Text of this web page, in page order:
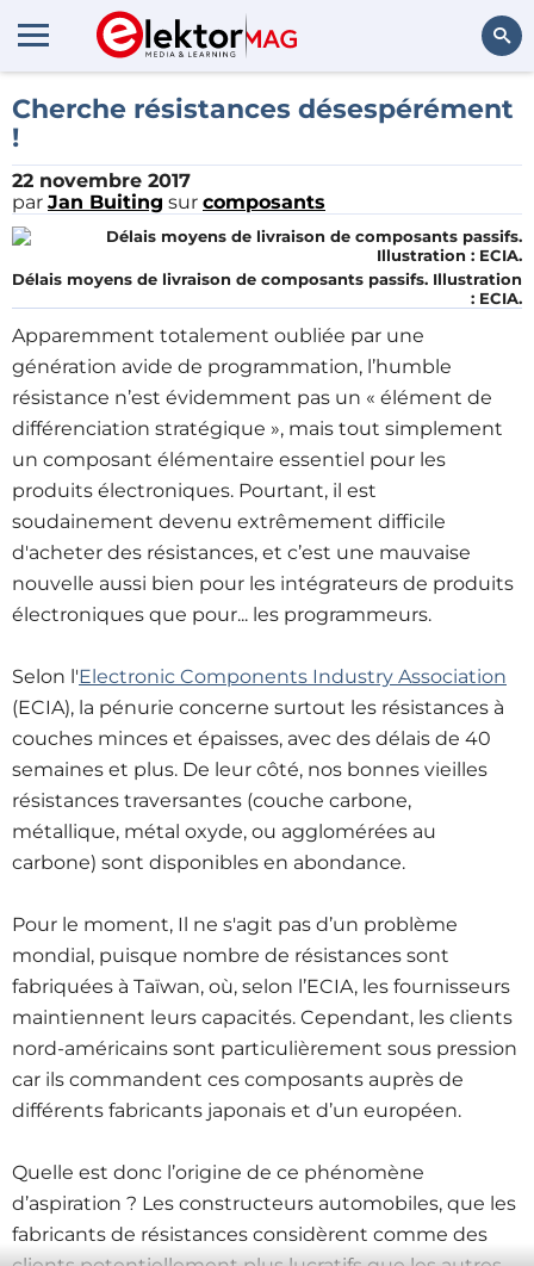
Rechercher
Cherche résistances désespérément
!
22 novembre 2017
par Jan Buiting sur composants
Délais moyens de livraison de composants passifs. Illustration
: ECIA.
Apparemment totalement oubliée par une
génération avide de programmation, l’humble
résistance n’est évidemment pas un « élément de
différenciation stratégique », mais tout simplement
un composant élémentaire essentiel pour les
produits électroniques. Pourtant, il est
soudainement devenu extrêmement difficile
d'acheter des résistances, et c’est une mauvaise
nouvelle aussi bien pour les intégrateurs de produits
électroniques que pour... les programmeurs.
Selon l'Electronic Components Industry Association
(ECIA), la pénurie concerne surtout les résistances à
couches minces et épaisses, avec des délais de 40
semaines et plus. De leur côté, nos bonnes vieilles
résistances traversantes (couche carbone,
métallique, métal oxyde, ou agglomérées au
carbone) sont disponibles en abondance.
Pour le moment, Il ne s'agit pas d’un problème
mondial, puisque nombre de résistances sont
fabriquées à Taïwan, où, selon l’ECIA, les fournisseurs
maintiennent leurs capacités. Cependant, les clients
nord-américains sont particulièrement sous pression
car ils commandent ces composants auprès de
différents fabricants japonais et d’un européen.
Quelle est donc l’origine de ce phénomène
d’aspiration ? Les constructeurs automobiles, que les
fabricants de résistances considèrent comme des